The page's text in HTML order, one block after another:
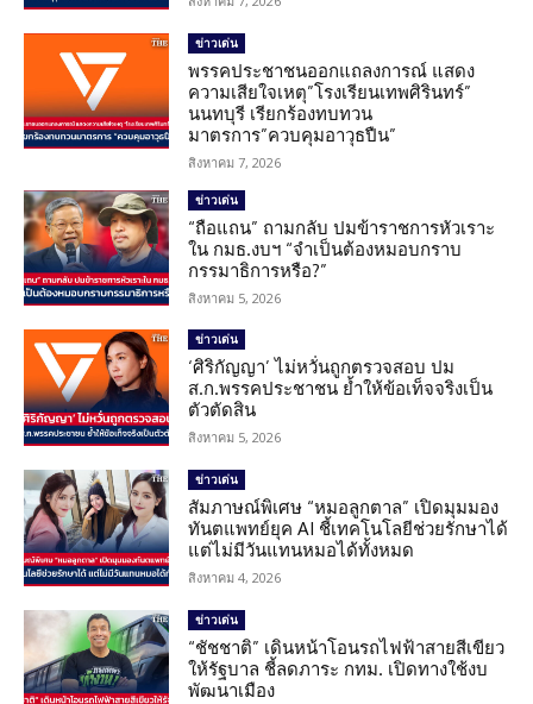
ข่าวเด่น
พรรคประชาชนออกแถลงการณ์ แสดง
ความเสียใจเหตุ”โรงเรียนเทพศิรินทร์”
นนทบุรี เรียกร้องทบทวน
มาตรการ”ควบคุมอาวุธปืน”
สิงหาคม 7, 2026
ข่าวเด่น
“ถือแถน” ถามกลับ ปมข้าราชการหัวเราะ
ใน กมธ.งบฯ “จำเป็นต้องหมอบกราบ
กรรมาธิการหรือ?”
สิงหาคม 5, 2026
ข่าวเด่น
‘ศิริกัญญา’ ไม่หวั่นถูกตรวจสอบ ปม
ส.ก.พรรคประชาชน ย้ำให้ข้อเท็จจริงเป็น
ตัวตัดสิน
สิงหาคม 5, 2026
ข่าวเด่น
สัมภาษณ์พิเศษ “หมอลูกตาล” เปิดมุมมอง
ทันตแพทย์ยุค AI ชี้เทคโนโลยีช่วยรักษาได้
แต่ไม่มีวันแทนหมอได้ทั้งหมด
สิงหาคม 4, 2026
ข่าวเด่น
“ชัชชาติ” เดินหน้าโอนรถไฟฟ้าสายสีเขียว
ให้รัฐบาล ชี้ลดภาระ กทม. เปิดทางใช้งบ
พัฒนาเมือง